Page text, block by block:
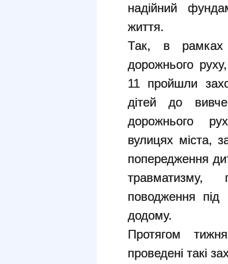
надійний
життя.
Так, в рамках
дорожнього
11 пройшли
дітей до
дорожнього
вулицях міста,
попередження
травматизму,
поводження під
додому.
Протягом
проведені такі